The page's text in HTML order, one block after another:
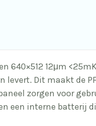
640×512 12μm
Dit maakt de
zorgen voor
een interne batterij